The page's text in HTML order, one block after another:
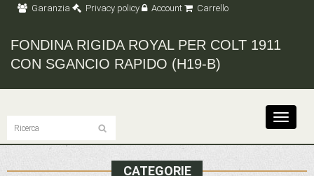
Garanzia
Privacy policy Account Carrello
FONDINA RIGIDA ROYAL PER COLT 1911
CON SGANCIO RAPIDO (H19-B)
Toggle
CATEGORIE